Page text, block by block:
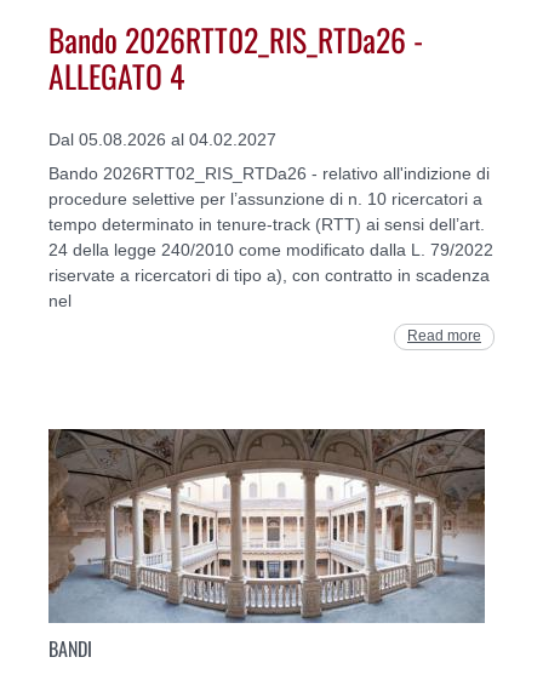
Bando 2026RTT02_RIS_RTDa26 -
ALLEGATO 4
Dal 05.08.2026 al 04.02.2027
Bando 2026RTT02_RIS_RTDa26 - relativo all'indizione di
procedure selettive per l’assunzione di n. 10 ricercatori a
tempo determinato in tenure-track (RTT) ai sensi dell’art.
24 della legge 240/2010 come modificato dalla L. 79/2022
riservate a ricercatori di tipo a), con contratto in scadenza
nel
Read more
BANDI